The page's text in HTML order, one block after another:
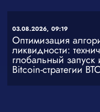
03.08.2026, 09:19
Оптимизация
ликвидности:
глобальный запуск
Bitcoin-стратегии